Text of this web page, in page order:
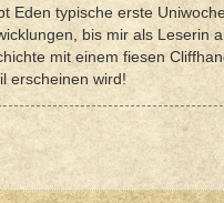
Eden typische erste
bis mir als Leserin
mit einem fiesen
erscheinen wird!